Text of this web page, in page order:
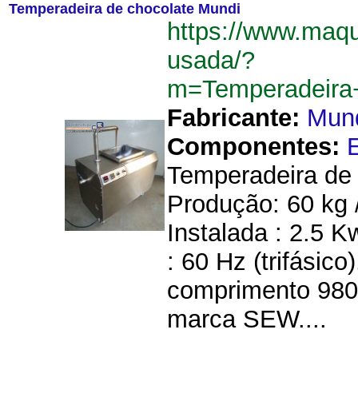
Temperadeira de chocolate Mundi
https://
usada/?
Fabricante:
Componentes:
Temperadeira
Produção: 60
Instalada : 2.5
: 60 Hz
comprimento
marca SEW....